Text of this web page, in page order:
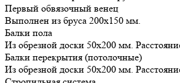
Первый обвязочный венец
Выполнен из бруса 200х150 мм.
Балки пола
Из обрезной доски 50х200 мм.
Балки перекрытия (потолочные)
Из обрезной доски 50х200 мм.